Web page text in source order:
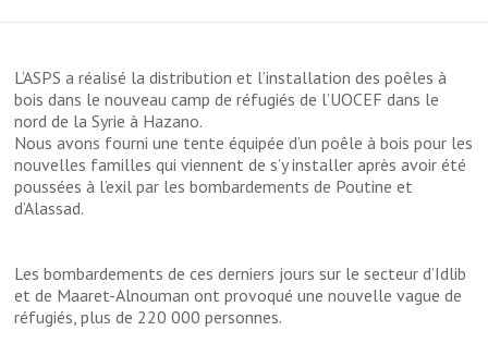
L’ASPS a réalisé la distribution et l’installation des poêles à
bois dans le nouveau camp de réfugiés de l’UOCEF dans le
nord de la Syrie à Hazano.
Nous avons fourni une tente équipée d’un poêle à bois pour les
nouvelles familles qui viennent de s’y installer après avoir été
poussées à l’exil par les bombardements de Poutine et
d’Alassad.
Les bombardements de ces derniers jours sur le secteur d’Idlib
et de Maaret-Alnouman ont provoqué une nouvelle vague de
réfugiés, plus de 220 000 personnes.